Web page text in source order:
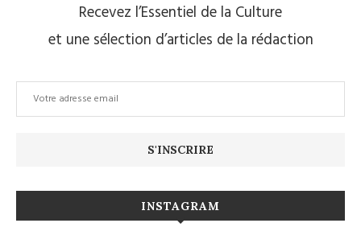
Recevez l’Essentiel de la Culture
et une sélection d’articles de la rédaction
INSTAGRAM